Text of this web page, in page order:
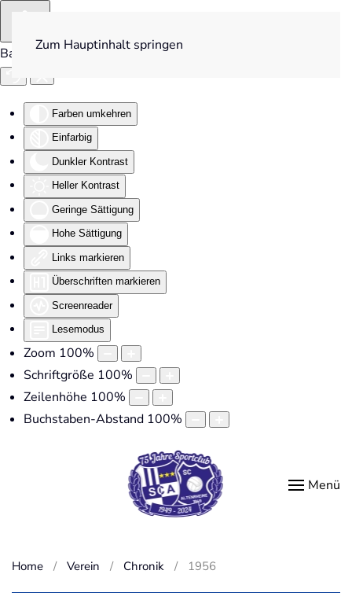
Barrierefreiheit
Farben umkehren
Einfarbig
Dunkler Kontrast
Heller Kontrast
Geringe Sättigung
Hohe Sättigung
Links markieren
Überschriften markieren
Screenreader
Lesemodus
Zoom 100%
Schriftgröße 100%
Zeilenhöhe 100%
Buchstaben-Abstand 100%
Zum Hauptinhalt springen
Menü
Home Verein Chronik 1956